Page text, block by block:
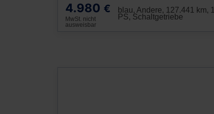
4.980 €
MwSt. nicht
ausweisbar
blau, Andere, 127.441 km,
PS, Schaltgetriebe